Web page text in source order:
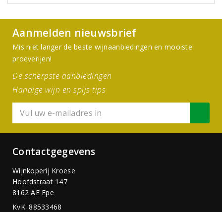
Aanmelden nieuwsbrief
Mis niet langer de beste wijnaanbiedingen en mooiste
proeverijen!
De scherpste aanbiedingen
Handige wijn en spijs tips
Contactgegevens
Wijnkoperij Kroese
Hoofdstraat 147
8162 AE Epe
KvK: 88533468